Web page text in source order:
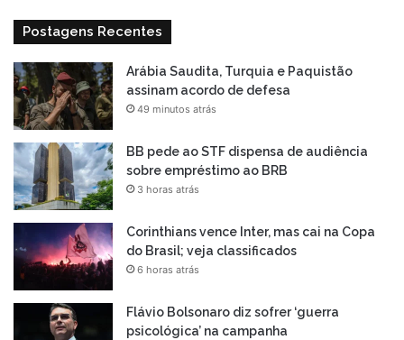
Postagens Recentes
Arábia Saudita, Turquia e Paquistão
assinam acordo de defesa
49 minutos atrás
BB pede ao STF dispensa de audiência
sobre empréstimo ao BRB
3 horas atrás
Corinthians vence Inter, mas cai na Copa
do Brasil; veja classificados
6 horas atrás
Flávio Bolsonaro diz sofrer ‘guerra
psicológica’ na campanha